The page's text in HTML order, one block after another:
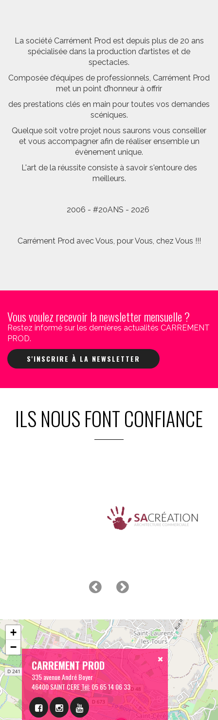
La société Carrément Prod est depuis plus de 20 ans
spécialisée dans la production d’artistes et de
spectacles.
Composée d’équipes de professionnels, Carrément Prod
met un point d’honneur à offrir
des prestations clés en main pour toutes vos demandes
scéniques.
Quelque soit votre projet nous saurons vous conseiller
et vous accompagner afin de réaliser ensemble un
évènement unique.
L'art de la réussite consiste à savoir s'entoure des
meilleurs.
2006 - #20ANS - 2026
Carrément Prod avec Vous, pour Vous, chez Vous !!!
Vous voulez recevoir la newsletter mensuelle ?
Restez informé sur les dernières actualités CARREMENT
PROD.
S'INSCRIRE À LA NEWSLETTER
ILS NOUS FONT CONFIANCE
CARREMENT PROD
335 avenue André Boyer
46400 SAINT CERETél:05 65 14 06 33
+
−